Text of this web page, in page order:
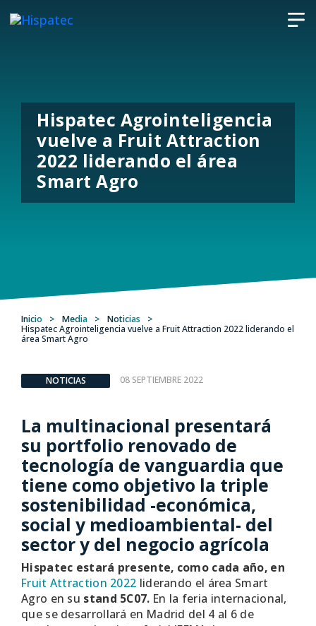
Hispatec Agrointeligencia
vuelve a Fruit Attraction
2022 liderando el área
Smart Agro
Inicio > Media > Noticias
>
Hispatec Agrointeligencia vuelve a Fruit Attraction 2022 liderando el
área Smart Agro
NOTICIAS 08 SEPTIEMBRE 2022
La multinacional presentará
su portfolio renovado de
tecnología de vanguardia que
tiene como objetivo la triple
sostenibilidad -económica,
social y medioambiental- del
sector y del negocio agrícola
Hispatec estará presente, como cada año, en
Fruit Attraction 2022 liderando el área Smart
Agro en su stand 5C07. En la feria internacional,
que se desarrollará en Madrid del 4 al 6 de